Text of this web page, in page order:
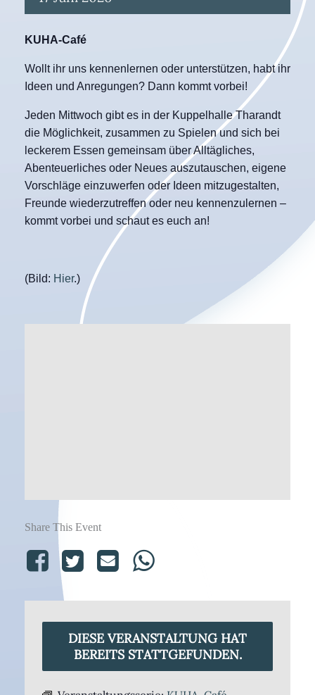
KUHA-Café
Wollt ihr uns kennenlernen oder unterstützen, habt ihr
Ideen und Anregungen? Dann kommt vorbei!
Jeden Mittwoch gibt es in der Kuppelhalle Tharandt
die Möglichkeit, zusammen zu Spielen und sich bei
leckerem Essen gemeinsam über Alltägliches,
Abenteuerliches oder Neues auszutauschen, eigene
Vorschläge einzuwerfen oder Ideen mitzugestalten,
Freunde wiederzutreffen oder neu kennenzulernen –
kommt vorbei und schaut es euch an!
(Bild: Hier.)
Share This Event
DIESE VERANSTALTUNG HAT
BEREITS STATTGEFUNDEN.